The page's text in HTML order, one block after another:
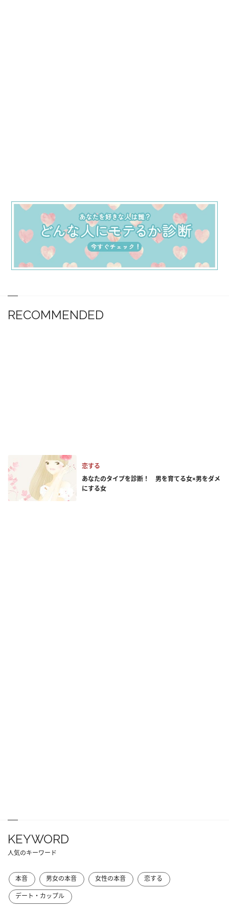
RECOMMENDED
恋する
あなたのタイプを診断！ 男を育てる女×男をダメ
にする女
KEYWORD
人気のキーワード
本音 男女の本音 女性の本音
恋する
デート・カップル